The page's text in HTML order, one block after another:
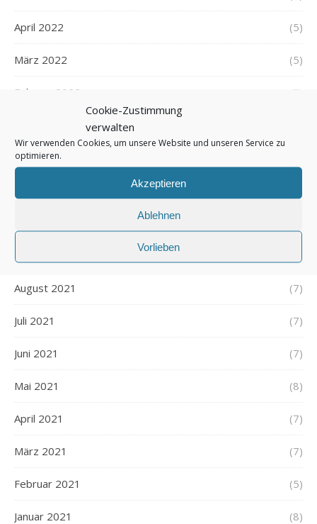
Cookie-Zustimmung
verwalten
Wir verwenden Cookies, um unsere Website und unseren Service zu
optimieren.
Akzeptieren
Ablehnen
Vorlieben
April 2022 (5)
März 2022 (5)
Februar 2022 (7)
Dezember 2021
September 2021 (7)
August 2021 (7)
Juli 2021 (7)
Juni 2021 (7)
Mai 2021 (8)
April 2021 (7)
März 2021 (7)
Februar 2021 (5)
Januar 2021 (8)